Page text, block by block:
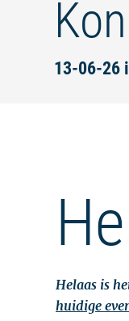
13-06-26
Helaas is
huidige